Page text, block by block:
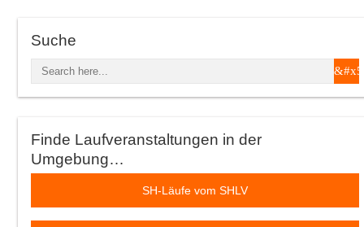
Suche
Finde Laufveranstaltungen in der
Umgebung…
SH-Läufe vom SHLV